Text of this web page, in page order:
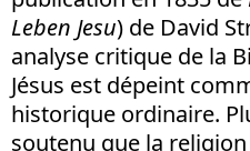
Leben Jesu) de David
analyse critique de la
Jésus est dépeint
historique ordinaire.
soutenu que la